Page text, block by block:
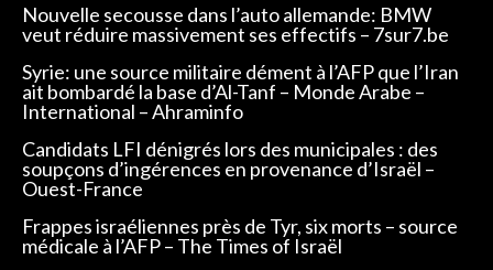
Nouvelle secousse dans l’auto allemande: BMW
veut réduire massivement ses effectifs – 7sur7.be
Syrie: une source militaire dément à l’AFP que l’Iran
ait bombardé la base d’Al-Tanf – Monde Arabe –
International – Ahraminfo
Candidats LFI dénigrés lors des municipales : des
soupçons d’ingérences en provenance d’Israël –
Ouest-France
Frappes israéliennes près de Tyr, six morts – source
médicale à l’AFP – The Times of Israël